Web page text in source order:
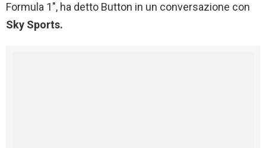
Formula 1″, ha detto Button in un conversazione con
Sky Sports.